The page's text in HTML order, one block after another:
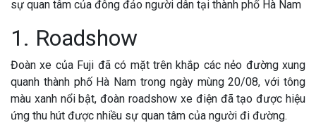
sự quan tâm của đông đảo người dân tại thành phố Hà Nam
1. Roadshow
Đoàn xe của Fuji đã có mặt trên khắp các nẻo đường xung
quanh thành phố Hà Nam trong ngày mùng 20/08, với tông
màu xanh nổi bật, đoàn roadshow xe điện đã tạo được hiệu
ứng thu hút được nhiều sự quan tâm của người đi đường.